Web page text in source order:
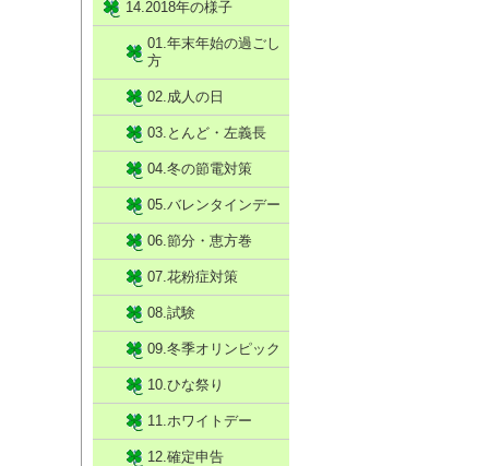
14.2018年の様子
01.年末年始の過ごし
方
02.成人の日
03.とんど・左義長
04.冬の節電対策
05.バレンタインデー
06.節分・恵方巻
07.花粉症対策
08.試験
09.冬季オリンピック
10.ひな祭り
11.ホワイトデー
12.確定申告